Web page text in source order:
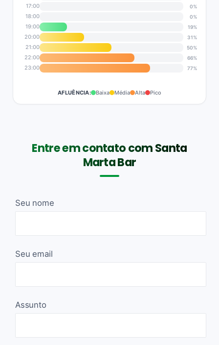
17:00 0%
18:00 0%
19:00 19%
20:00 31%
21:00 50%
22:00 66%
23:00 77%
AFLUÊNCIA: Baixa Média Alta Pico
Entre em contato com Santa
Marta Bar
Seu nome
Seu email
Assunto